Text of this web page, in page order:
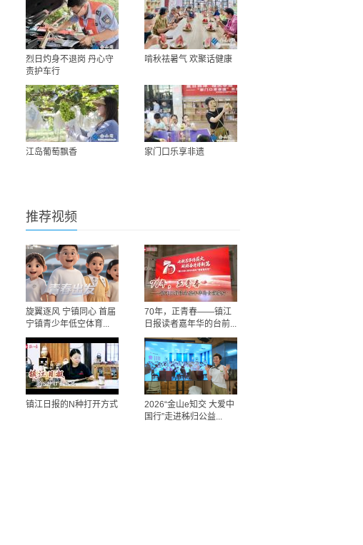
烈日灼身不退岗 丹心守
责护车行
啃秋祛暑气 欢聚话健康
江岛葡萄飘香 家门口乐享非遗
推荐视频
旋翼逐风 宁镇同心 首届
宁镇青少年低空体育...
70年，正青春——镇江
日报读者嘉年华的台前...
镇江日报的N种打开方式
2026“金山e知交 大爱中
国行”走进秭归公益...